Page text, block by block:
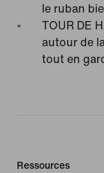
le ruban
TOUR DE
autour de
tout en
Ressources